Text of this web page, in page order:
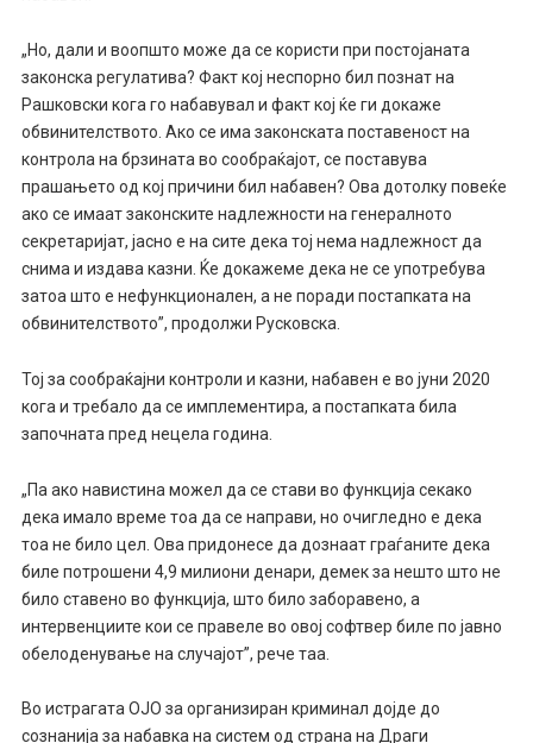
„Но, дали и воопшто може да се користи при постојаната
законска регулатива? Факт кој неспорно бил познат на
Рашковски кога го набавувал и факт кој ќе ги докаже
обвинителството. Ако се има законската поставеност на
контрола на брзината во сообраќајот, се поставува
прашањето од кој причини бил набавен? Ова дотолку повеќе
ако се имаат законските надлежности на генералното
секретаријат, јасно е на сите дека тој нема надлежност да
снима и издава казни. Ќе докажеме дека не се употребува
затоа што е нефункционален, а не поради постапката на
обвинителството”, продолжи Русковска.
Тој за сообраќајни контроли и казни, набавен е во јуни 2020
кога и требало да се имплементира, а постапката била
започната пред нецела година.
„Па ако навистина можел да се стави во функција секако
дека имало време тоа да се направи, но очигледно е дека
тоа не било цел. Ова придонесе да дознаат граѓаните дека
биле потрошени 4,9 милиони денари, демек за нешто што не
било ставено во функција, што било заборавено, а
интервенциите кои се правеле во овој софтвер биле по јавно
обелоденување на случајот”, рече таа.
Во истрагата ОЈО за организиран криминал дојде до
сознанија за набавка на систем од страна на Драги